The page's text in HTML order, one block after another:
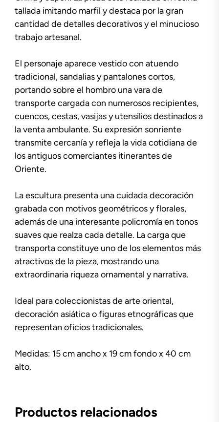
tallada imitando marfil y destaca por la gran
cantidad de detalles decorativos y el minucioso
trabajo artesanal.
El personaje aparece vestido con atuendo
tradicional, sandalias y pantalones cortos,
portando sobre el hombro una vara de
transporte cargada con numerosos recipientes,
cuencos, cestas, vasijas y utensilios destinados a
la venta ambulante. Su expresión sonriente
transmite cercanía y refleja la vida cotidiana de
los antiguos comerciantes itinerantes de
Oriente.
La escultura presenta una cuidada decoración
grabada con motivos geométricos y florales,
además de una interesante policromía en tonos
suaves que realza cada detalle. La carga que
transporta constituye uno de los elementos más
atractivos de la pieza, mostrando una
extraordinaria riqueza ornamental y narrativa.
Ideal para coleccionistas de arte oriental,
decoración asiática o figuras etnográficas que
representan oficios tradicionales.
Medidas: 15 cm ancho x 19 cm fondo x 40 cm
alto.
Productos relacionados